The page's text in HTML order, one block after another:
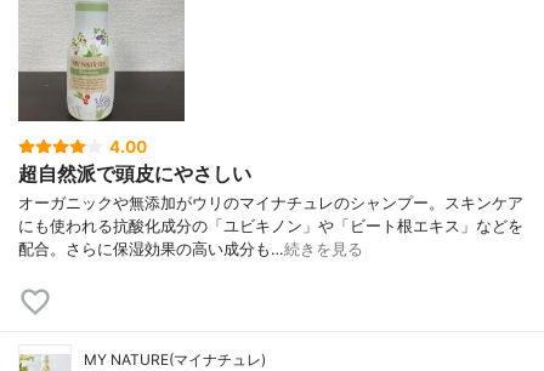
4.00
超自然派で頭皮にやさしい
オーガニックや無添加がウリのマイナチュレのシャンプー。スキンケア
にも使われる抗酸化成分の「ユビキノン」や「ビート根エキス」などを
配合。さらに保湿効果の高い成分も…続きを見る
MY NATURE(マイナチュレ)